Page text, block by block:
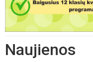
Naujienos